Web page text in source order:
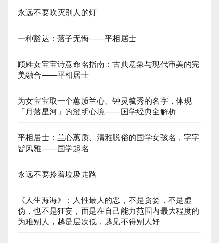
永远不要吹灭别人的灯
一种豁达：落子无悔——平相居士
顾姓女宝宝诗意命名指南：古典意象与现代审美的完
美融合——平相居士
为女宝宝取一个蕙质兰心、钟灵毓秀的名字，体现
「月落星河」的澄明心境——国学经典全解析
平相居士：兰心蕙质、清雅脱俗的国学女孩名，字字
皆风雅——国学起名
永远不要拎着垃圾走路
《人生海海》：人性最大的恶，不是贪婪，不是虚
伪，也不是狂妄，而是在自己能力范围内最大程度的
为难别人，越是层次低，越见不得别人好